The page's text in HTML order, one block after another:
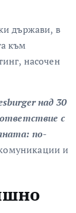
държави, в
към
насочен
над 30
с
по-
и